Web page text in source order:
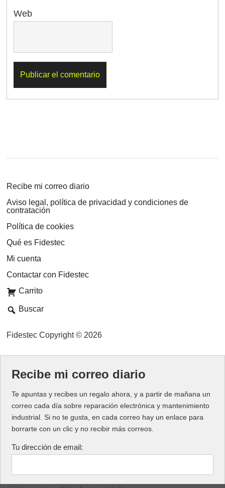
Web
Recibe mi correo diario
Aviso legal, política de privacidad y condiciones de
contratación
Política de cookies
Qué es Fidestec
Mi cuenta
Contactar con Fidestec
Carrito
Buscar
Fidestec Copyright © 2026
Recibe mi correo diario
Te apuntas y recibes un regalo ahora, y a partir de mañana un
correo cada día sobre reparación electrónica y mantenimiento
industrial. Si no te gusta, en cada correo hay un enlace para
borrarte con un clic y no recibir más correos.
Tu dirección de email: